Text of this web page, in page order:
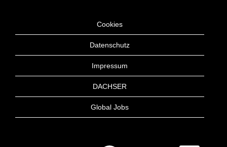
Cookies
Datenschutz
Impressum
DACHSER
Global Jobs